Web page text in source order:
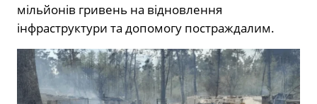
мільйонів гривень на відновлення
інфраструктури та допомогу постраждалим.